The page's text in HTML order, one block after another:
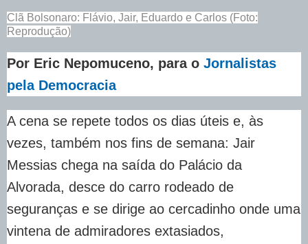
Clã Bolsonaro: Flávio, Jair, Eduardo e Carlos (Foto:
Reprodução)
Por Eric Nepomuceno, para o Jornalistas
pela Democracia
A cena se repete todos os dias úteis e, às
vezes, também nos fins de semana: Jair
Messias chega na saída do Palácio da
Alvorada, desce do carro rodeado de
seguranças e se dirige ao cercadinho onde uma
vintena de admiradores extasiados,